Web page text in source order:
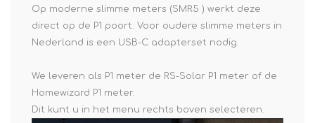
Op moderne slimme meters (SMR5 ) werkt deze
direct op de P1 poort. Voor oudere slimme meters in
Nederland is een USB-C adapterset nodig.
We leveren als P1 meter de RS-Solar P1 meter of de
Homewizard P1 meter.
Dit kunt u in het menu rechts boven selecteren.